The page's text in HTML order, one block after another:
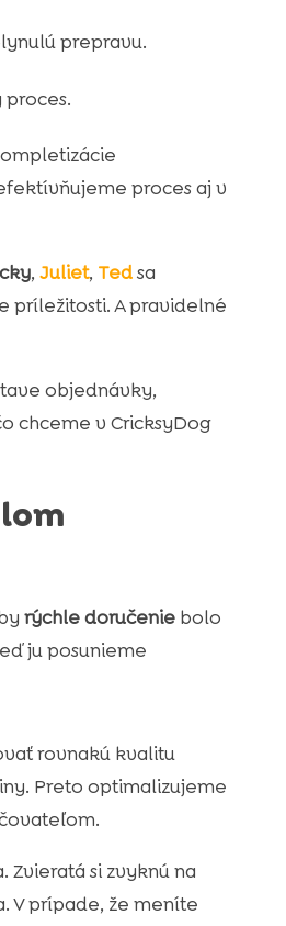
prepravu.
proces aj v
, Juliet, Tedsa
príležitosti. A pravidelné
objednávky,
chceme v CricksyDog
rýchle doručeniebolo
ju posunieme
rovnakú kvalitu
Preto optimalizujeme
Zvieratá si zvyknú na
V prípade, že meníte